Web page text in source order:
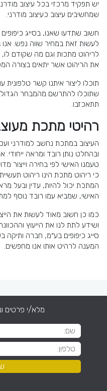
יש תפקיד מרכזי בכל עיצוב
שמחשיבים עיצוב כעיצוב מודרני.
חשוב שתדעו שאנו, בסייג
לעשות זאת במחיר שווה נפש. אנו
לריהוט מתכות וגם מה שקודם
את הריהוט אשר יתאים בצורה
תוכלו ליצור איתנו קשר טלפונית
שתוכלו להתרשם מהמבחר הגדול
תתאכזבו.
רהיטי מתכת
העיצוב במתכת נחשב למודרני
ובהחלט נותן רובד ומראה
טעמנו האישי לפי בחירה וייצור
כי ריהוט מתכת הינו ריהוט
המתכת יכול להיות, עדין ובעל
האישי, שמביא עמו רובד נוסף
כמו כן חשוב מאוד לעשות את
ושידע לתת לנו את הייעוץ
סייג כיפופים בע״מ, חברה ותיקה
המענה לרהיט אותו אנו מחפשים.
מלא/י פרטים